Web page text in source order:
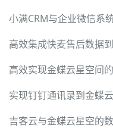
小满CRM与企业微信系
高效集成快麦售后数据
高效实现金蝶云星空间
实现钉钉通讯录到金蝶
吉客云与金蝶云星空的